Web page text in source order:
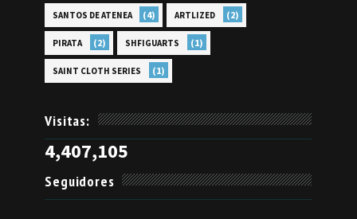
SANTOS DE ATENEA (4) ARTLIZED (2)
PIRATA (2) SHFIGUARTS (1)
SAINT CLOTH SERIES (1)
Visitas:
4,407,105
Seguidores